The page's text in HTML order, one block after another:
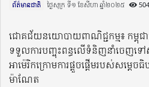
ព័ត៌មានជាតិ ថ្ងៃសុក្រ ទី១ ខែសីហា ឆ្នាំ២០២៥​ 504
ជោគជ័យនយោបាយពាណិជ្ជកម្ម៖ កម្ពុជ
ទទួលការបញ្ចុះពន្ធលើទំនិញនាំចេញទៅ
អាម៉េរិកក្រោមការផ្ដួចផ្ដើមរបស់សម្តេ
ម៉ាណែត